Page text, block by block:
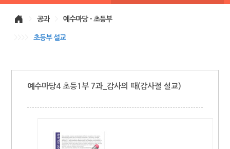
공과 예수마당 - 초등부
초등부 설교
예수마당4 초등1부 7과_감사의 때(감사절 설교)